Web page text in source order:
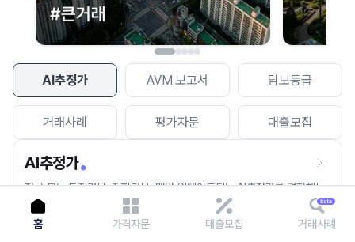
AI추정가 AVM 보고서 담보등급
거래사례 평가자문 대출모집
AI추정가
전국 모든 토지건물, 집합건물, 매월 업데이트되는 AI추정가를 경험해보
세요.
홈 가격자문 대출모집 거래사례